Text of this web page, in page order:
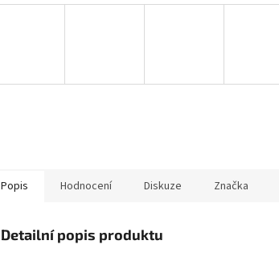
Popis Hodnocení Diskuze Značka
Detailní popis produktu